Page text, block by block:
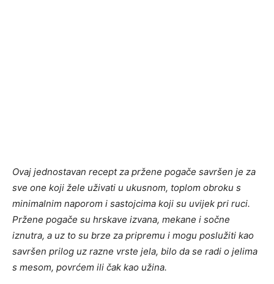
Ovaj jednostavan recept za pržene pogače savršen je za
sve one koji žele uživati u ukusnom, toplom obroku s
minimalnim naporom i sastojcima koji su uvijek pri ruci.
Pržene pogače su hrskave izvana, mekane i sočne
iznutra, a uz to su brze za pripremu i mogu poslužiti kao
savršen prilog uz razne vrste jela, bilo da se radi o jelima
s mesom, povrćem ili čak kao užina.